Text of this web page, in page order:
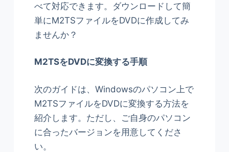
べて対応できます。ダウンロードして簡
単にM2TSファイルをDVDに作成してみ
ませんか？
M2TSをDVDに変換する手順
次のガイドは、Windowsのパソコン上で
M2TSファイルをDVDに変換する方法を
紹介します。ただし、ご自身のパソコン
に合ったバージョンを用意してくださ
い。